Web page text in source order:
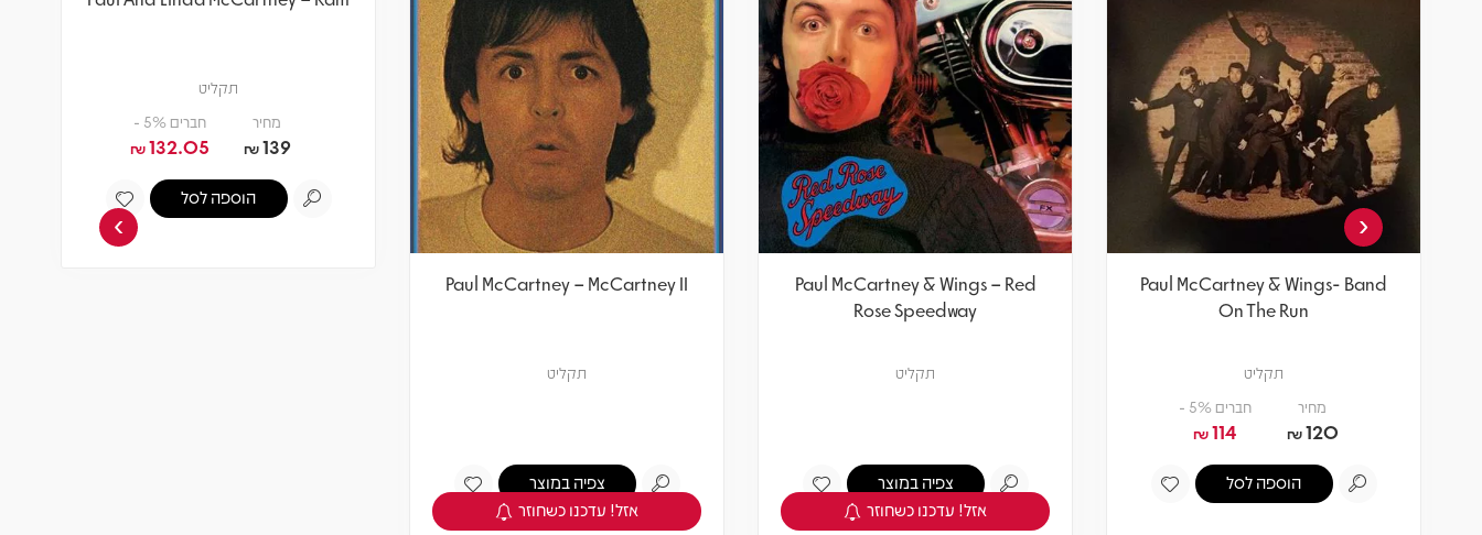
Paul McCartney & Wings- Band
On The Run
תקליט
מחיר
120
₪
חברים 5% -
114
₪
הוספה לסל
Paul McCartney & Wings – Red
Rose Speedway
תקליט
צפיה במוצר
אזל! עדכנו כשחוזר
Paul McCartney – McCartney II
תקליט
צפיה במוצר
אזל! עדכנו כשחוזר
‹
›